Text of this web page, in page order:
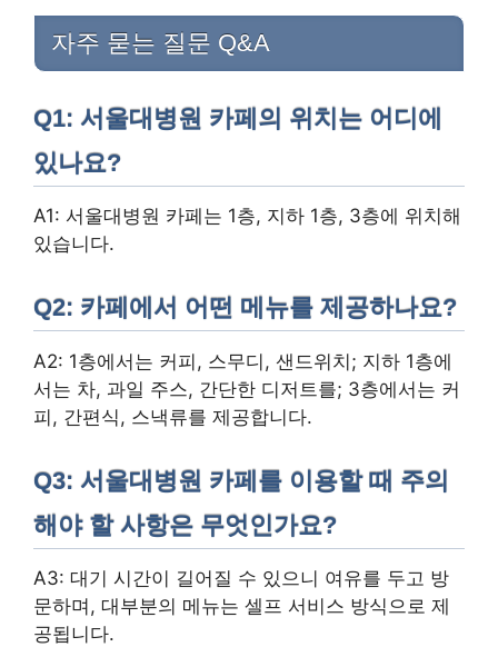
자주 묻는 질문 Q&A
Q1: 서울대병원 카페의 위치는 어디에
있나요?
A1: 서울대병원 카페는 1층, 지하 1층, 3층에 위치해
있습니다.
Q2: 카페에서 어떤 메뉴를 제공하나요?
A2: 1층에서는 커피, 스무디, 샌드위치; 지하 1층에
서는 차, 과일 주스, 간단한 디저트를; 3층에서는 커
피, 간편식, 스낵류를 제공합니다.
Q3: 서울대병원 카페를 이용할 때 주의
해야 할 사항은 무엇인가요?
A3: 대기 시간이 길어질 수 있으니 여유를 두고 방
문하며, 대부분의 메뉴는 셀프 서비스 방식으로 제
공됩니다.